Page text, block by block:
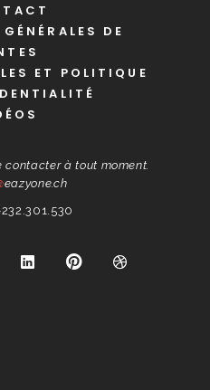
DE
ET POLITIQUE
contacter à tout moment.
eazyone.ch